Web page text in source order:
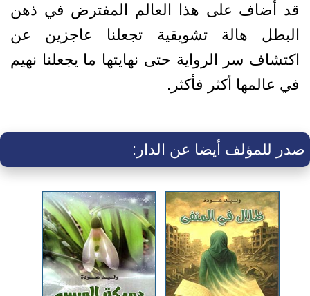
قد أضاف على هذا العالم المفترض في ذهن
البطل هالة تشويقية تجعلنا عاجزين عن
اكتشاف سر الرواية حتى نهايتها ما يجعلنا نهيم
في عالمها أكثر فأكثر.
صدر للمؤلف أيضا عن الدار: